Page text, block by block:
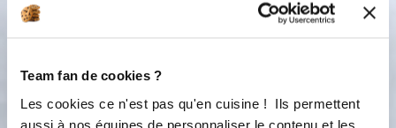
Team fan de cookies ?
Les cookies ce n'est pas qu'en cuisine ! Ils permettent
aussi à nos équipes de personnaliser le contenu et les
150 gramme(s)de chocolat noir